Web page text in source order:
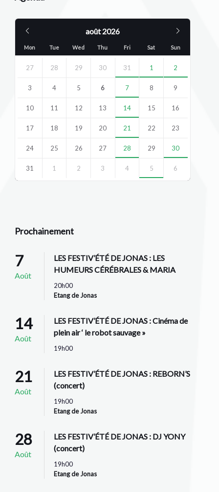
août2026
Month
Mon Tue Wed Thu Fri Sat Sun
calendar
27 28 29 30 31 1 2
3 4 5 6 7 8 9
10 11 12 13 14 15 16
17 18 19 20 21 22 23
24 25 26 27 28 29 30
31 1 2 3 4 5 6
Prochainement
7
Août
LES FESTIV’ÉTÉ DE JONAS : LES
HUMEURS CÉRÉBRALES & MARIA
20h00
Etang de Jonas
14
Août
LES FESTIV’ÉTÉ DE JONAS : Cinéma de
plein air ‘ le robot sauvage »
19h00
21
Août
LES FESTIV’ÉTÉ DE JONAS : REBORN’S
(concert)
19h00
Etang de Jonas
28
Août
LES FESTIV’ÉTÉ DE JONAS : DJ YONY
(concert)
19h00
Etang de Jonas